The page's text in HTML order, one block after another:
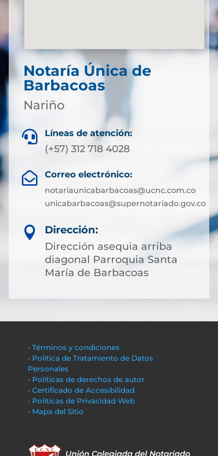
Notaría Única de
Barbacoas
Nariño
 Líneas de atención:
(+57) 312 718 4028
 Correo electrónico:
notariaunicabarbacoas@ucnc.com.co
unicabarbacoas@supernotariado.gov.co

Dirección:
Dirección asequia arriba
diagonal Parroquia Santa
María de Barbacoas
• Términos y condiciones
• Política de Tratamiento de Datos
Personales
• Políticas de derechos de autor
• Certificado de Accesibilidad
• Políticas de Privacidad Web
• Mapa del Sitio